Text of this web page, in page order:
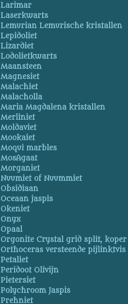
Larimar
Laserkwarts
Lemurian Lemurische kristallen
Lepidoliet
Lizardiet
Lodolietkwarts
Maansteen
Magnesiet
Malachiet
Malacholla
Maria Magdalena kristallen
Merliniet
Moldaviet
Mookaiet
Moqui marbles
MosAgaat
Morganiet
Nuumiet of Nuummiet
Obsidiaan
Oceaan jaspis
Okeniet
Onyx
Opaal
Orgonite Crystal grid split, koper
Orthoceras versteende pijlinktvis
Petaliet
Peridoot Olivijn
Pietersiet
Polychroom Jaspis
Prehniet